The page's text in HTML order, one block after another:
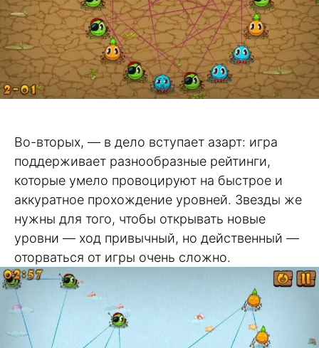
Во-вторых, — в дело вступает азарт: игра
поддерживает разнообразные рейтинги,
которые умело провоцируют на быстрое и
аккуратное прохождение уровней. Звезды же
нужны для того, чтобы открывать новые
уровни — ход привычный, но действенный —
оторваться от игры очень сложно.